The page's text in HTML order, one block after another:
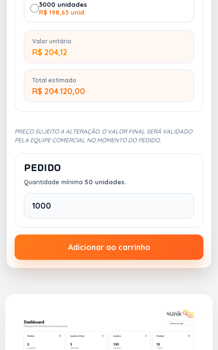
3000 unidades
R$ 198,63 unid.
Valor unitário
R$ 204,12
Total estimado
R$ 204.120,00
PREÇO SUJEITO A ALTERAÇÃO. O VALOR FINAL SERÁ VALIDADO
PELA EQUIPE COMERCIAL NO MOMENTO DO PEDIDO.
PEDIDO
Quantidade mínima 50 unidades.
Adicionar ao carrinho